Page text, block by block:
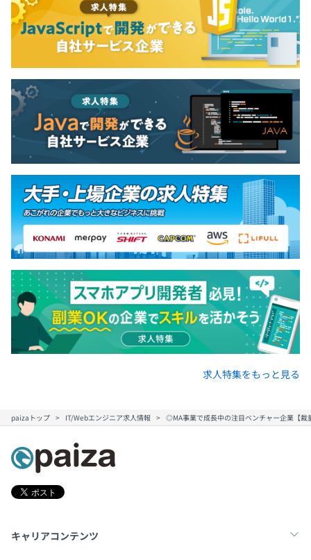
◆全社：15名
◆平均年齡：30歳
◆男女比：3:2
◆若手メンバー、外国人メンバー活躍中！
◆フラットで働きやすい職場です！
三つのチーム、
チーム平均4～5人
6カ月（期間中、条件の変更はありません）
求人特集をもっと見る
paizaトップ IT/Webエンジニア求人情報 ◎MA事業で成長中の注目ベンチャー企業【裁
キャリアコンテンツ